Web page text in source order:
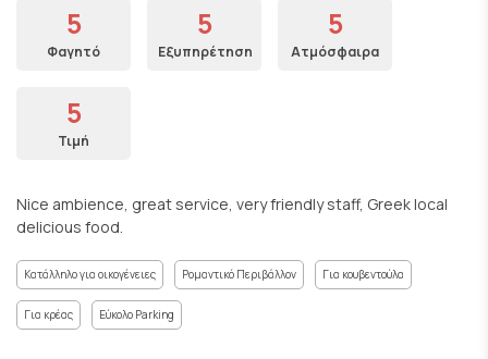
5
Φαγητό
5
Εξυπηρέτηση
5
Ατμόσφαιρα
5
Τιμή
Nice ambience, great service, very friendly staff, Greek local
delicious food.
Κατάλληλο για οικογένειες Ρομαντικό Περιβάλλον Για κουβεντούλα
Για κρέας Εύκολο Parking